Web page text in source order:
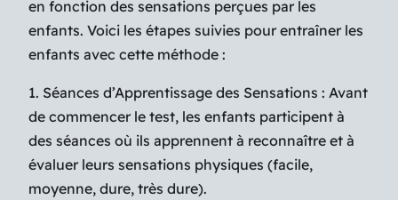
en fonction des sensations perçues par les
enfants. Voici les étapes suivies pour entraîner les
enfants avec cette méthode :
1. Séances d’Apprentissage des Sensations : Avant
de commencer le test, les enfants participent à
des séances où ils apprennent à reconnaître et à
évaluer leurs sensations physiques (facile,
moyenne, dure, très dure).